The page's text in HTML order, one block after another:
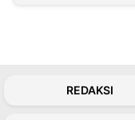
REDAKSI